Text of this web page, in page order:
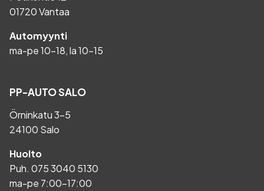
01720 Vantaa
Automyynti
ma-pe 10-18, la 10-15
PP-AUTO SALO
Örninkatu 3-5
24100 Salo
Huolto
Puh. 075 3040 5130
ma-pe 7:00-17:00